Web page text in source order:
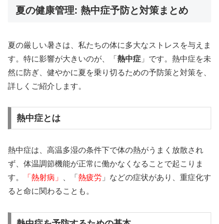
夏の健康管理: 熱中症予防と対策まとめ
夏の厳しい暑さは、私たちの体に多大なストレスを与えま
す。特に影響が大きいのが、「 熱中症 」です。熱中症を未
然に防ぎ、健やかに夏を乗り切るための予防策と対策を、
詳しくご紹介します。
熱中症とは
熱中症は、高温多湿の条件下で体の熱がうまく放散され
ず、体温調節機能が正常に働かなくなることで起こりま
す。
「熱射病」 、「 熱疲労 」などの症状があり、重症化す
ると命に関わることも。